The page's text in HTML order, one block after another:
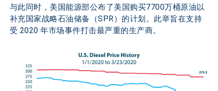
与此同时，美国能源部公布了美国购买7700万桶原油以
补充国家战略石油储备（SPR）的计划。此举旨在支持
受 2020 年市场事件打击最严重的生产商。